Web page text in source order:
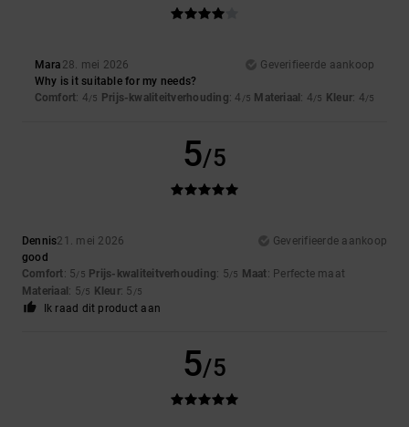
Mara 28. mei 2026
Geverifieerde aankoop
Why is it suitable for my needs?
Comfort: 4/5 Prijs-kwaliteitverhouding: 4 /5 Materiaal: 4/5 Kleur: 4/5
5/5
Dennis21. mei 2026
Geverifieerde aankoop
good
Comfort: 5/5 Prijs-kwaliteitverhouding: 5/5 Maat: Perfecte maat
Materiaal: 5/5 Kleur: 5 /5
Ik raad dit product aan
5/5